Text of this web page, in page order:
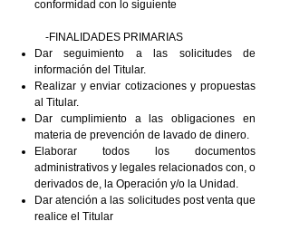
conformidad con lo siguiente
-FINALIDADES PRIMARIAS
Dar seguimiento a las solicitudes de
información del Titular.
Realizar y enviar cotizaciones y propuestas
al Titular.
Dar cumplimiento a las obligaciones en
materia de prevención de lavado de dinero.
Elaborar todos los documentos
administrativos y legales relacionados con, o
derivados de, la Operación y/o la Unidad.
Dar atención a las solicitudes post venta que
realice el Titular